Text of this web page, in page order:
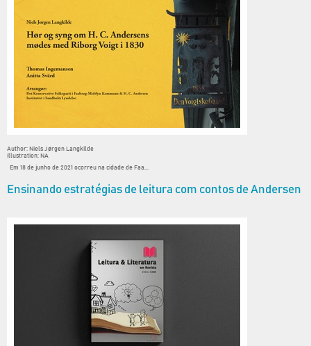
Author: Niels Jørgen Langkilde
Illustration: NA
Em 18 de junho de 2021 ocorreu na cidade de Faa...
Ensinando estratégias de leitura com contos de Andersen